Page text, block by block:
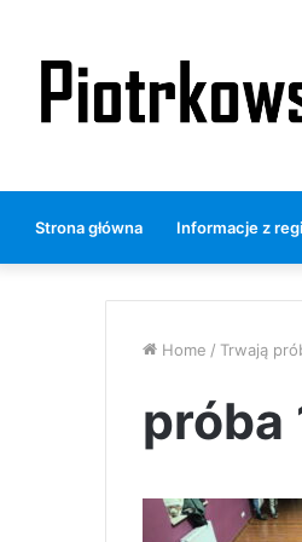
Strona główna Informacje z
Home / Trwają
próba